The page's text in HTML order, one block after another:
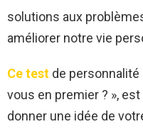
solutions aux
améliorer notre vie
Ce test de personnalité
vous en premier ? »,
donner une idée de